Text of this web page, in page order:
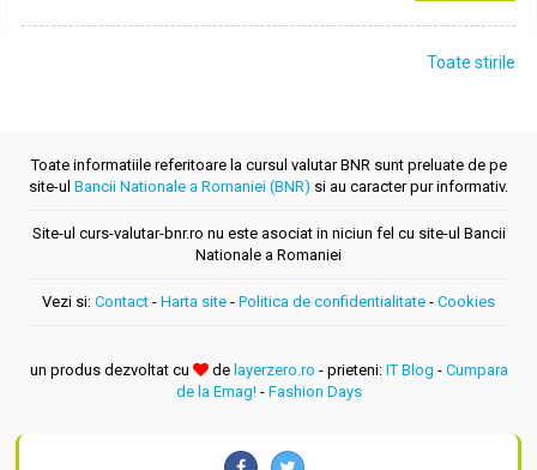
Toate stirile
Toate informatiile referitoare la cursul valutar BNR sunt preluate de pe
site-ul Bancii Nationale a Romaniei (BNR) si au caracter pur informativ.
Site-ul curs-valutar-bnr.ro nu este asociat in niciun fel cu site-ul Bancii
Nationale a Romaniei
Vezi si: Contact - Harta site - Politica de confidentialitate - Cookies
un produs dezvoltat cu de layerzero.ro - prieteni: IT Blog - Cumpara
de la Emag!- Fashion Days